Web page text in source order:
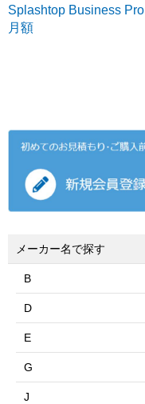
Splashtop Business Pro
月額
メーカー名で探す
B
D
E
G
J